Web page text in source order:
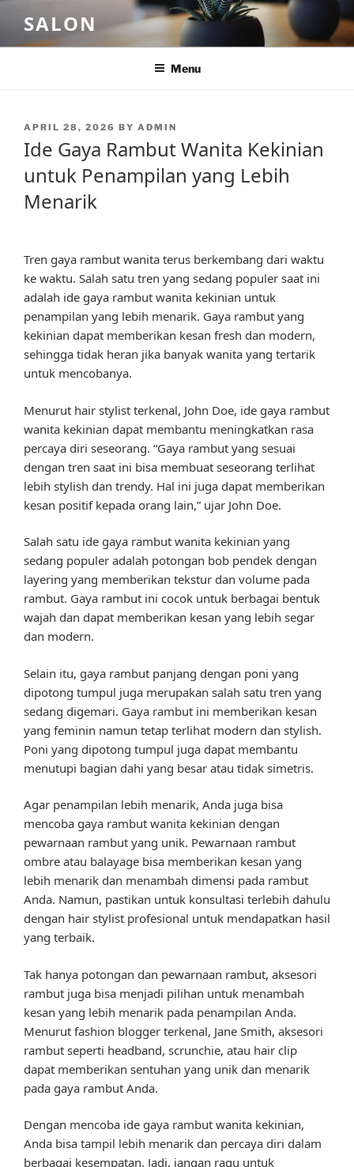
content
SALON
Menu
POSTED
ON
APRIL 28, 2026 BY ADMIN
Ide Gaya Rambut Wanita Kekinian
untuk Penampilan yang Lebih
Menarik
Tren gaya rambut wanita terus berkembang dari waktu
ke waktu. Salah satu tren yang sedang populer saat ini
adalah ide gaya rambut wanita kekinian untuk
penampilan yang lebih menarik. Gaya rambut yang
kekinian dapat memberikan kesan fresh dan modern,
sehingga tidak heran jika banyak wanita yang tertarik
untuk mencobanya.
Menurut hair stylist terkenal, John Doe, ide gaya rambut
wanita kekinian dapat membantu meningkatkan rasa
percaya diri seseorang. “Gaya rambut yang sesuai
dengan tren saat ini bisa membuat seseorang terlihat
lebih stylish dan trendy. Hal ini juga dapat memberikan
kesan positif kepada orang lain,” ujar John Doe.
Salah satu ide gaya rambut wanita kekinian yang
sedang populer adalah potongan bob pendek dengan
layering yang memberikan tekstur dan volume pada
rambut. Gaya rambut ini cocok untuk berbagai bentuk
wajah dan dapat memberikan kesan yang lebih segar
dan modern.
Selain itu, gaya rambut panjang dengan poni yang
dipotong tumpul juga merupakan salah satu tren yang
sedang digemari. Gaya rambut ini memberikan kesan
yang feminin namun tetap terlihat modern dan stylish.
Poni yang dipotong tumpul juga dapat membantu
menutupi bagian dahi yang besar atau tidak simetris.
Agar penampilan lebih menarik, Anda juga bisa
mencoba gaya rambut wanita kekinian dengan
pewarnaan rambut yang unik. Pewarnaan rambut
ombre atau balayage bisa memberikan kesan yang
lebih menarik dan menambah dimensi pada rambut
Anda. Namun, pastikan untuk konsultasi terlebih dahulu
dengan hair stylist profesional untuk mendapatkan hasil
yang terbaik.
Tak hanya potongan dan pewarnaan rambut, aksesori
rambut juga bisa menjadi pilihan untuk menambah
kesan yang lebih menarik pada penampilan Anda.
Menurut fashion blogger terkenal, Jane Smith, aksesori
rambut seperti headband, scrunchie, atau hair clip
dapat memberikan sentuhan yang unik dan menarik
pada gaya rambut Anda.
Dengan mencoba ide gaya rambut wanita kekinian,
Anda bisa tampil lebih menarik dan percaya diri dalam
berbagai kesempatan. Jadi, jangan ragu untuk